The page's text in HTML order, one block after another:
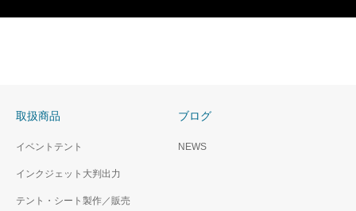
取扱商品
イベントテント
インクジェット大判出力
テント・シート製作／販売
ブログ
NEWS